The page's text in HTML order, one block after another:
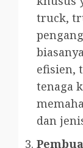
truck,
efisien,
tenaga
dan